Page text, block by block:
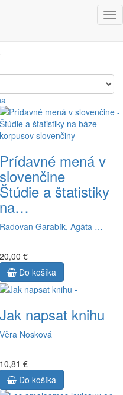
Prídavné mená v
slovenčine
Štúdie a štatistiky
na…
Radovan Garabík, Agáta …
20,00 €
Do košíka
Jak napsat knihu
Věra Nosková
10,81 €
Do košíka